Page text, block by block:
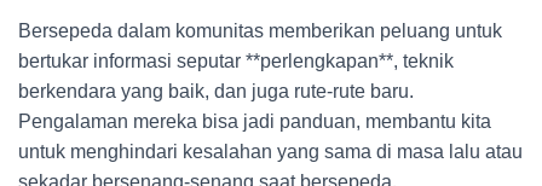
Bersepeda dalam komunitas memberikan peluang untuk
bertukar informasi seputar **perlengkapan**, teknik
berkendara yang baik, dan juga rute-rute baru.
Pengalaman mereka bisa jadi panduan, membantu kita
untuk menghindari kesalahan yang sama di masa lalu atau
sekadar bersenang-senang saat bersepeda.